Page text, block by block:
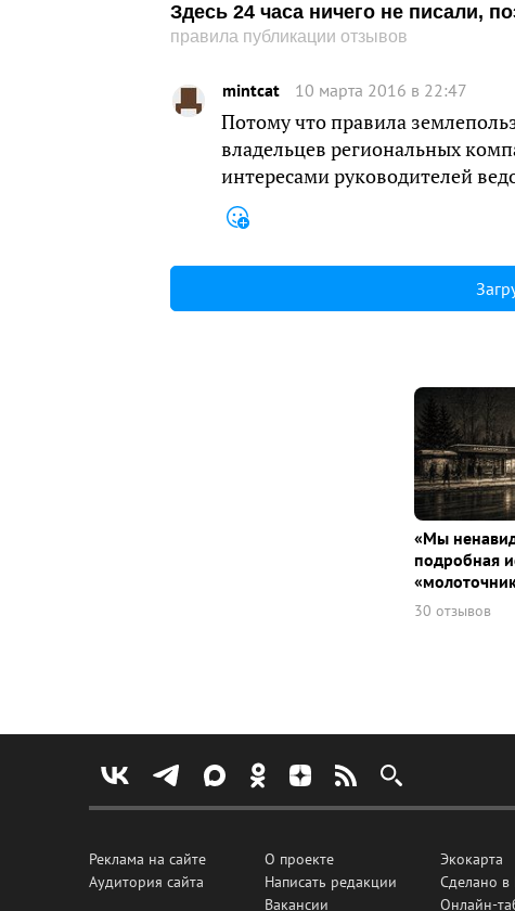
Здесь 24 часа ничего не писали,
правила публикации отзывов
mintcat 10 марта 2016 в 22:47
Потому что правила
владельцев региональных
интересами руководителей
«Мы
подробная
30 отзывов
Реклама на сайте
Аудитория сайта
О проекте
Написать редакции
Вакансии
Экокарта
Сделано в
Онлайн-